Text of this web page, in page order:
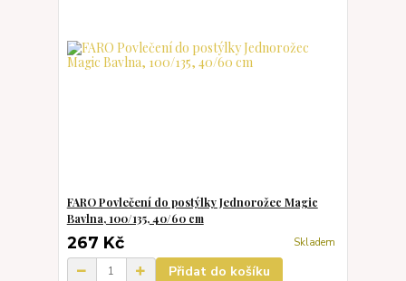
FARO Povlečení do postýlky Jednorožec Magic
Bavlna, 100/135, 40/60 cm
267 Kč Skladem
Přidat do košíku